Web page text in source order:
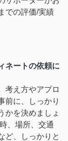
での評価/実績
ネートの依頼に
考え方やアプロ
前に、しっかり
かを決めましょ
、場所、交通
ど、しっかりと